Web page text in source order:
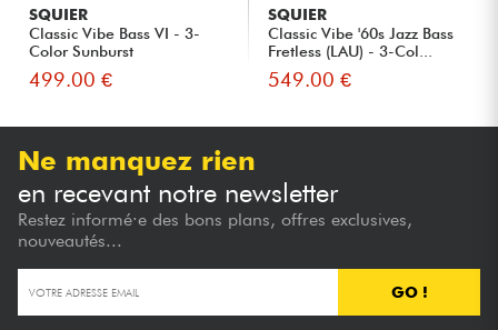
SQUIER
Classic Vibe Bass VI - 3-
Color Sunburst
499.00 €
SQUIER
Classic Vibe '60s Jazz Bass
Fretless (LAU) - 3-Col...
549.00 €
Ne manquez rien
en recevant notre newsletter
Restez informé·e des bons plans, offres exclusives,
nouveautés...
GO !